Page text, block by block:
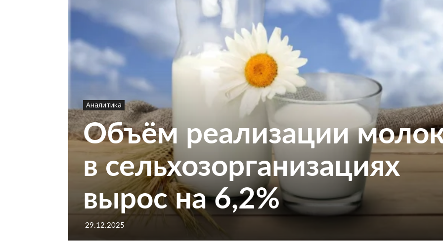
Аналитика
Объём реализации
в сельхозорганизациях
вырос на 6,2%
29.12.2025